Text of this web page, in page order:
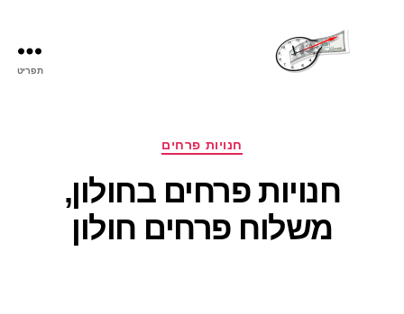
תפריט
קטגוריות
חנויות פרחים
חנויות פרחים בחולון,
משלוח פרחים חולון